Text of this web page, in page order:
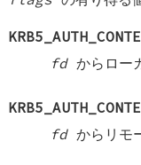
fdからロー
fdからリモ